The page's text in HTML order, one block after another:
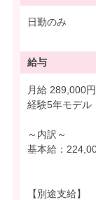
日勤のみ
給与
月給 289,000円
経験5年モデル
～内訳～
基本給：
【別途支給】